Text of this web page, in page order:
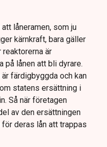
låneramen, som ju
kärnkraft, bara gäller
är
på lånen att bli dyrare.
färdigbyggda och kan
statens ersättning i
Så när företagen
av den ersättningen
deras lån att trappas